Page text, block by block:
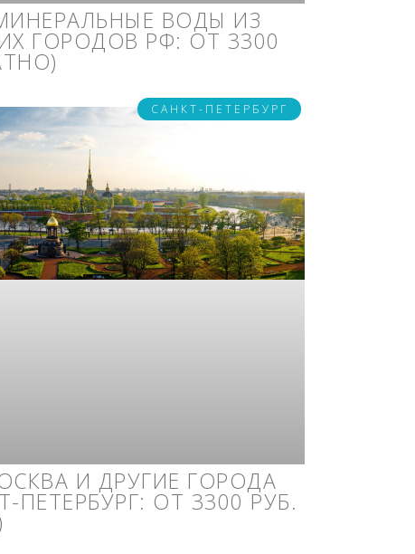
ВОДЫ ИЗ
ГОРОДОВ РФ: ОТ 3300
САНКТ-ПЕТЕРБУРГ
И ДРУГИЕ ГОРОДА
ОТ 3300 РУБ.